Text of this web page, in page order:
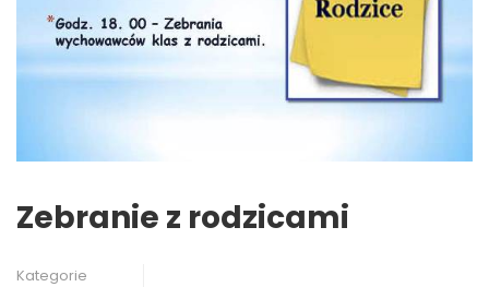
Zebranie z rodzicami
Kategorie